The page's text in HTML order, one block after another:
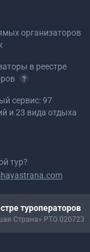
организаторов
в реестре
сервис: 97
и 23 вида отдыха
тур?
туроператоров
Страна» РТО 020723